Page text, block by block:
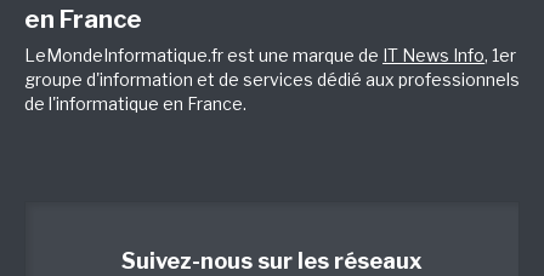
en France
LeMondeInformatique.fr est une marque de IT News Info, 1er
groupe d'information et de services dédié aux professionnels
de l'informatique en France.
Suivez-nous sur les réseaux